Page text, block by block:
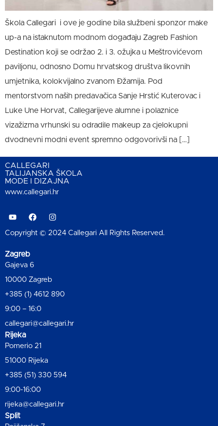
Škola Callegari i ove je godine bila službeni sponzor make
up-a na istaknutom modnom događaju Zagreb Fashion
Destination koji se održao 2. i 3. ožujka u Meštrovićevom
paviljonu, odnosno Domu hrvatskog društva likovnih
umjetnika​, kolokvijalno zvanom Đžamija. Pod
mentorstvom naših predavačica Sanje Hrstić Kuterovac i
Luke Une Horvat, Callegarijeve alumne i polaznice
vizažizma vrhunski su odradile makeup za cjelokupni
dvodnevni modni event spremno odgovorivši na […]
CALLEGARI
TALIJANSKA ŠKOLA
MODE I DIZAJNA
www.callegari.hr
Copyright © 2024 Callegari All Rights Reserved.
Zagreb
Gajeva 6
10000 Zagreb
+385 (1) 4612 890
9:00 – 16:0
callegari@callegari.hr
Rijeka
Pomerio 21
51000 Rijeka
+385 (51) 330 594
9:00-16:00
rijeka@callegari.hr
Split